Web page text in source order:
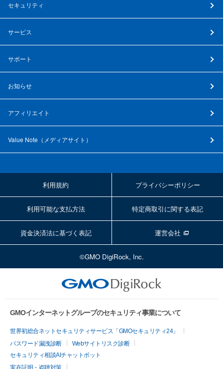
セキュリティ
サービス
サポート
お知らせ
アフィリエイト
Value Note（ メディアサイト ）
利用規約 プライバシーポリシー
利用可能な支払方法 特定商取引に関する表記
資金決済法に基づく表記 運営会社
©GMO DigiRock, Inc.
GMOインターネットグループのセキュリティ事業について
世界初総合ネットセキュリティサービス「GMOセキュリティ24」
パスワード漏洩診断
Webサイトリスク診断
セキュリティ相談AIチャットボット
実在証明・盗聴対策